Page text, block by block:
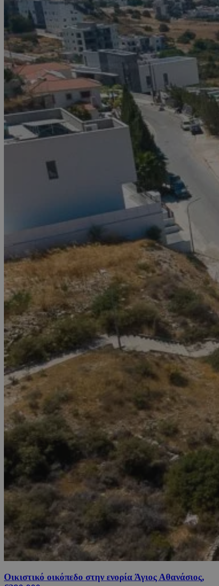
Οικιστικό οικόπεδο στην ενορία Άγιος Αθανάσιος,